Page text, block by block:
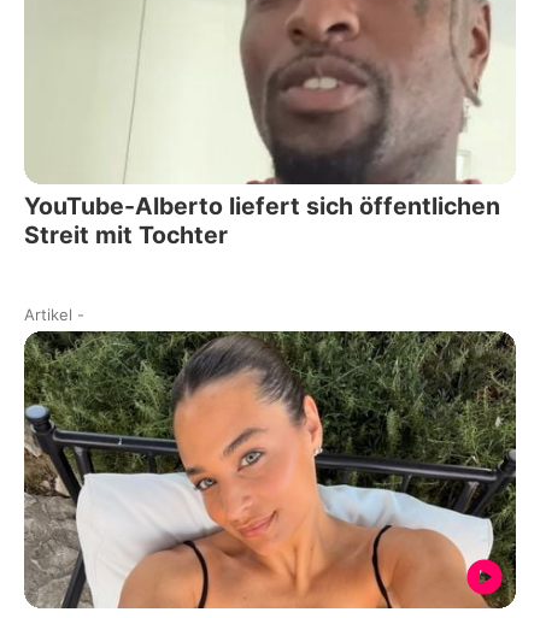
YouTube-Alberto liefert sich öffentlichen
Streit mit Tochter
Artikel -